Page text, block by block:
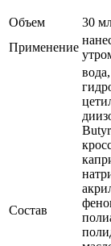
Объем
30
Применение
Состав